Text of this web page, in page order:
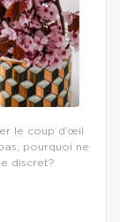
le coup d’œil
pourquoi ne
discret?